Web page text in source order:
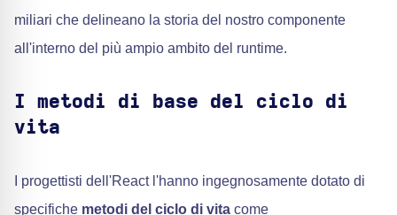
miliari che delineano la storia del nostro componente
all'interno del più ampio ambito del runtime.
I metodi di base del ciclo di
vita
I progettisti dell'React l'hanno ingegnosamente dotato di
specifiche metodi del ciclo di vita come